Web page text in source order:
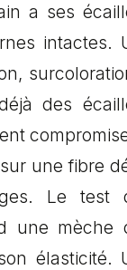
a ses
intactes.
des
une fibre
Le test
une mèche
élasticité.